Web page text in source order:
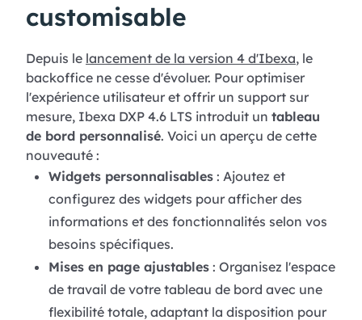
customisable
Depuis le lancement de la version 4 d'Ibexa, le
backoffice ne cesse d'évoluer. Pour optimiser
l'expérience utilisateur et offrir un support sur
mesure, Ibexa DXP 4.6 LTS introduit un tableau
de bord personnalisé. Voici un aperçu de cette
nouveauté :
Widgets personnalisables: Ajoutez et
configurez des widgets pour afficher des
informations et des fonctionnalités selon vos
besoins spécifiques.
Mises en page ajustables: Organisez l'espace
de travail de votre tableau de bord avec une
flexibilité totale, adaptant la disposition pour